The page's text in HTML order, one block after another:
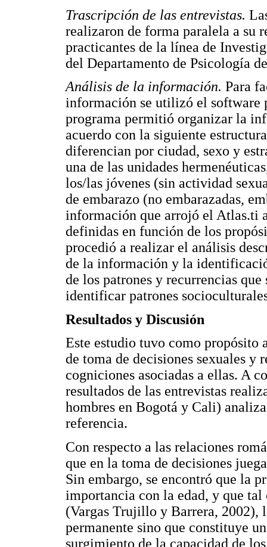
Trascripción de las entrevistas.
realizaron de forma paralela a su
practicantes de la línea de
del Departamento de Psicología
Análisis de la información. Para
información se utilizó el software
programa permitió organizar la
acuerdo con la siguiente
diferencian por ciudad, sexo y
una de las unidades
los/las jóvenes (sin actividad
de embarazo (no embarazadas,
información que arrojó el Atlas.ti
definidas en función de los
procedió a realizar el análisis
de la información y la
de los patrones y recurrencias
identificar patrones
Resultados y Discusión
Este estudio tuvo como propósito
de toma de decisiones sexuales y
cogniciones asociadas a ellas. A
resultados de las entrevistas
hombres en Bogotá y Cali)
referencia.
Con respecto a las relaciones
que en la toma de decisiones
Sin embargo, se encontró que la
importancia con la edad, y que tal
(Vargas Trujillo y Barrera, 2002),
permanente sino que constituye
surgimiento de la capacidad de